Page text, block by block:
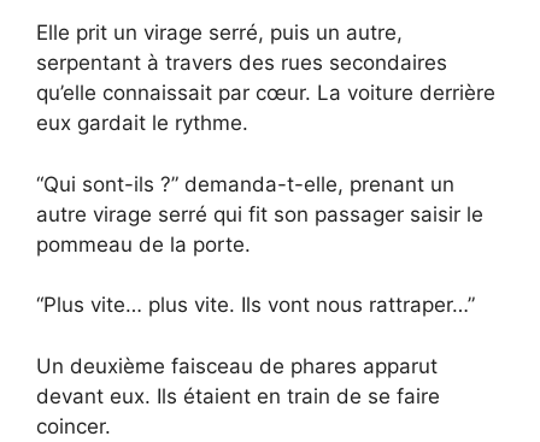
Elle prit un virage serré, puis un autre,
serpentant à travers des rues secondaires
qu’elle connaissait par cœur. La voiture derrière
eux gardait le rythme.
“Qui sont-ils ?” demanda-t-elle, prenant un
autre virage serré qui fit son passager saisir le
pommeau de la porte.
“Plus vite… plus vite. Ils vont nous rattraper…”
Un deuxième faisceau de phares apparut
devant eux. Ils étaient en train de se faire
coincer.